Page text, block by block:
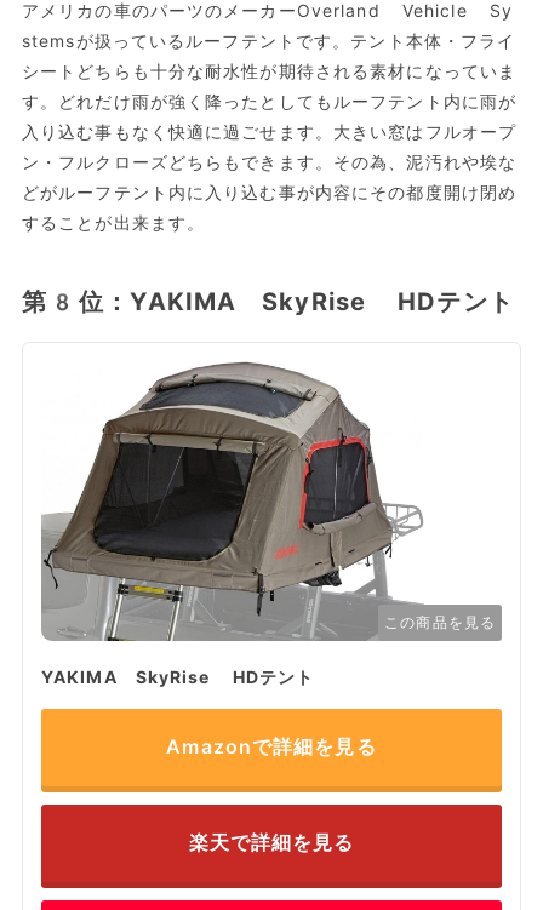
アメリカの車のパーツのメーカーOverland Vehicle Sy
stemsが扱っているルーフテントです。テント本体・フライ
シートどちらも十分な耐水性が期待される素材になっていま
す。どれだけ雨が強く降ったとしてもルーフテント内に雨が
入り込む事もなく快適に過ごせます。大きい窓はフルオープ
ン・フルクローズどちらもできます。その為、泥汚れや埃な
どがルーフテント内に入り込む事が内容にその都度開け閉め
することが出来ます。
第8位：YAKIMA SkyRise HDテント
この商品を見る
YAKIMA SkyRise HDテント
Amazonで詳細を見る
楽天で詳細を見る